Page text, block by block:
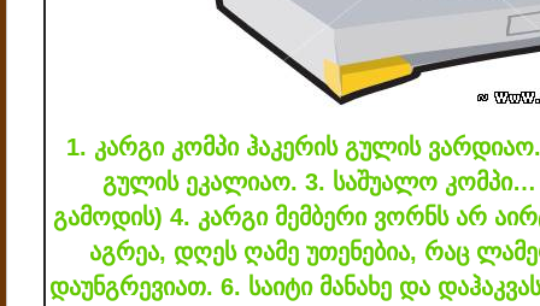
1. კარგი კომპი ჰაკერის გულის
გულის ეკალიაო. 3. საშუალო
გამოდის) 4. კარგი მემბერი ვორნს არ
აგრეა, დღეს ღამე უთენებია, რაც
დაუნგრევიათ. 6. საიტი მანახე და